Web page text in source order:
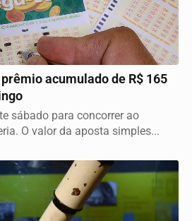
acumulado de R$ 165
sábado para concorrer ao
O valor da aposta simples...